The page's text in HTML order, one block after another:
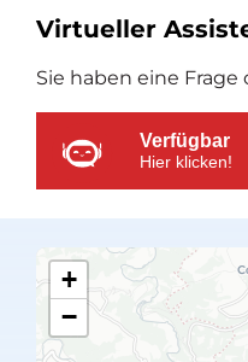
Virtueller
Sie haben eine
Verfügbar
Hier klicken!
+
−